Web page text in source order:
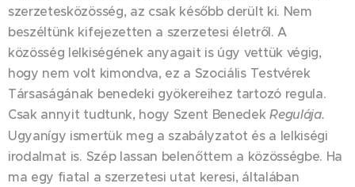
szerzetesközösség, az csak később derült ki. Nem
beszéltünk kifejezetten a szerzetesi életről. A
közösség lelkiségének anyagait is úgy vettük végig,
hogy nem volt kimondva, ez a Szociális Testvérek
Társaságának benedeki gyökereihez tartozó regula.
Csak annyit tudtunk, hogy Szent BenedekRegulája.
Ugyanígy ismertük meg a szabályzatot és a lelkiségi
irodalmat is. Szép lassan belenőttem a közösségbe. Ha
ma egy fiatal a szerzetesi utat keresi, általában